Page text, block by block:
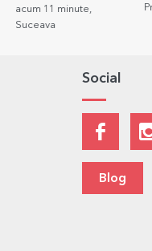
acum 11 minute,
Suceava
Social
Blog